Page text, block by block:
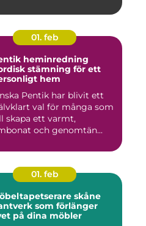
01. feb
heminredning
stämning för ett
hem
Pentik har blivit ett
val för många som
skapa ett varmt,
och genomtän...
01. feb
skåne
som förlänger
på dina möbler